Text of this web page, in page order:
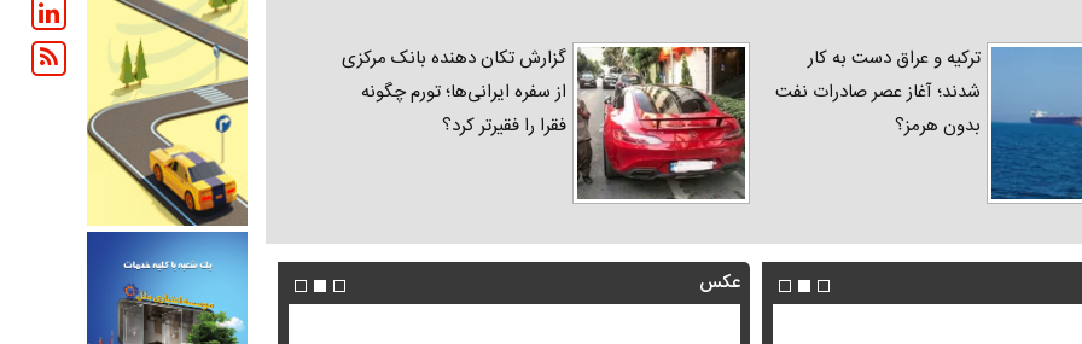
ترکیه و عراق دست به کار
شدند؛ آغاز عصر صادرات نفت
بدون هرمز؟
گزارش تکان‌ دهنده بانک مرکزی
از سفره ایرانی‌ها؛ تورم چگونه
فقرا را فقیرتر کرد؟
عکس